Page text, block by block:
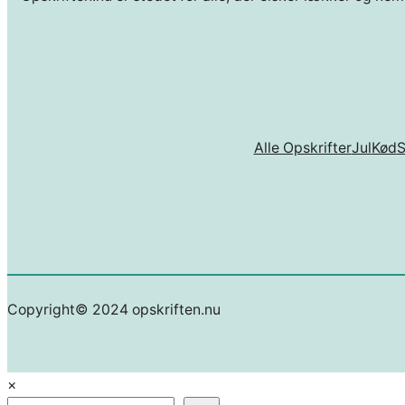
Alle OpskrifterJulKød
Copyright© 2024 opskriften.nu
×